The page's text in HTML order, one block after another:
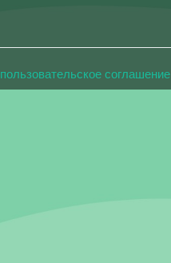
пользовательское соглашение